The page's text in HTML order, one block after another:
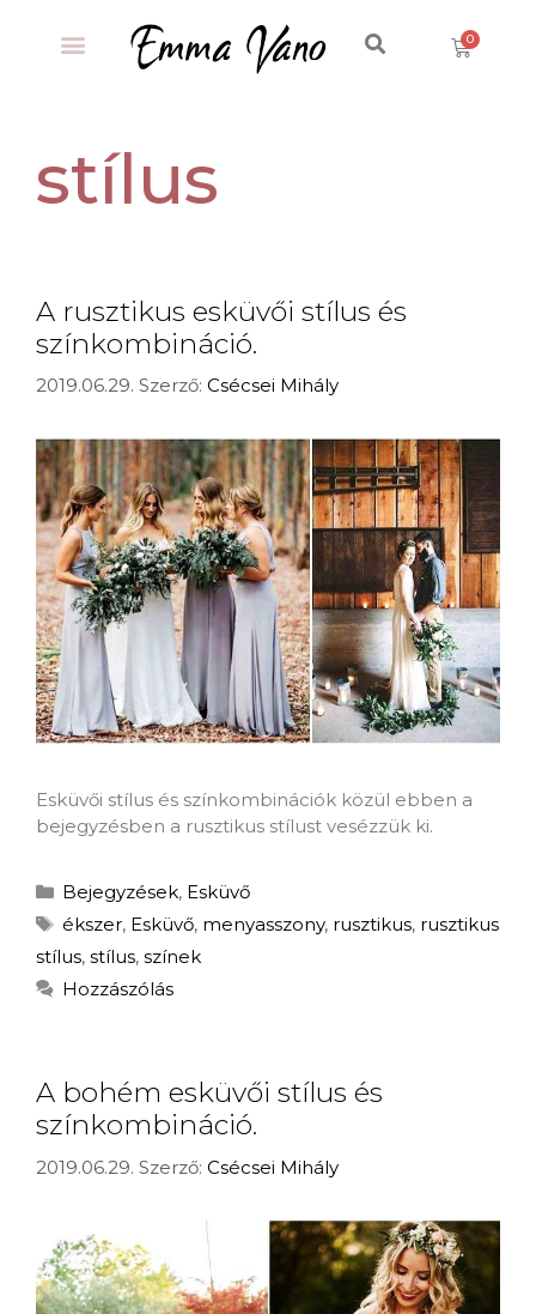
stílus
A rusztikus esküvői stílus és
színkombináció.
2019.06.29. Szerző: Csécsei Mihály
Esküvői stílus és színkombinációk közül ebben a
bejegyzésben a rusztikus stílust vesézzük ki.
Bejegyzések, Esküvő
ékszer, Esküvő, menyasszony, rusztikus, rusztikus
stílus, stílus, színek
Hozzászólás
A bohém esküvői stílus és
színkombináció.
2019.06.29. Szerző: Csécsei Mihály